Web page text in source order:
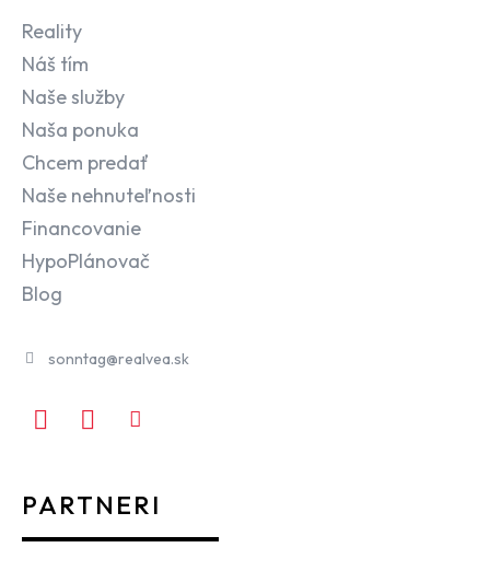
Reality
Náš tím
Naše služby
Naša ponuka
Chcem predať
Naše nehnuteľnosti
Financovanie
HypoPlánovač
Blog
sonntag@realvea.sk
PARTNERI